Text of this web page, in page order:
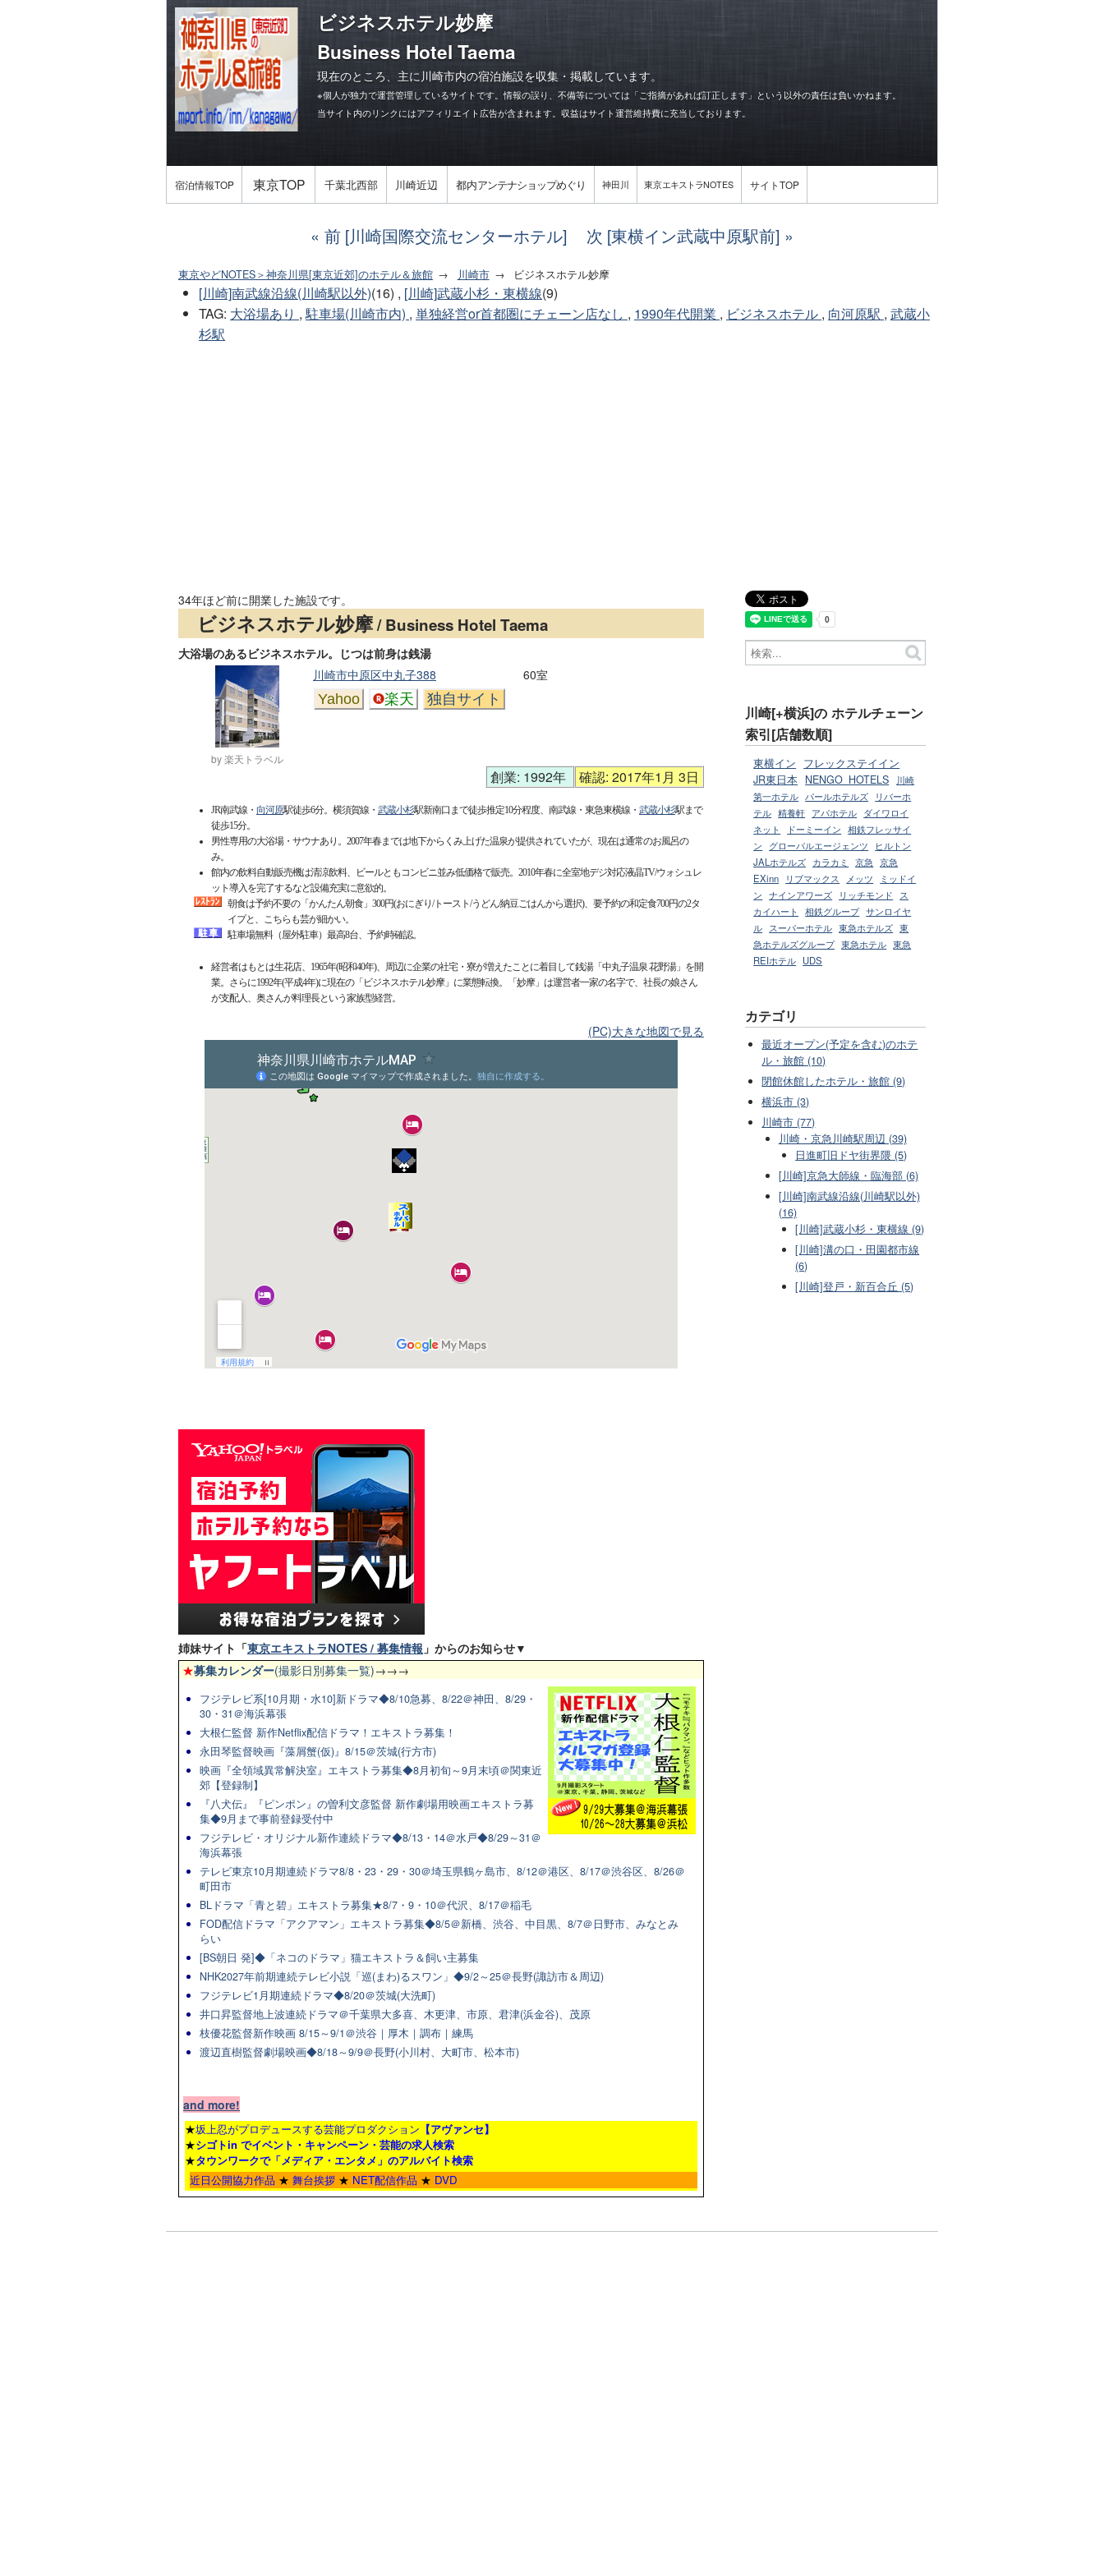
ビジネスホテル妙摩
Business Hotel Taema
現在のところ、主に川崎市内の宿泊施設を収集・掲載しています。
※個人が独力で運営管理しているサイトです。情報の誤り、不備等については「ご指摘があれば訂正します」という以外の責任は負いかねます。
当サイト内のリンクにはアフィリエイト広告が含まれます。収益はサイト運営維持費に充当しております。
宿泊情報TOP 東京TOP 千葉北西部 川崎近辺 都内アンテナショップめぐり 神田川 東京エキストラNOTES サイトTOP
前 [川崎国際交流センターホテル] 次 [東横イン武蔵中原駅前]
東京やどNOTES＞神奈川県[東京近郊]のホテル＆旅館 川崎市 ビジネスホテル妙摩
[川崎]南武線沿線(川崎駅以外)(16) , [川崎]武蔵小杉・東横線(9)
TAG: 大浴場あり , 駐車場(川崎市内) , 単独経営or首都圏にチェーン店なし , 1990年代開業 , ビジネスホテル , 向河原駅 , 武蔵小
杉駅
34年ほど前に開業した施設です。
ビジネスホテル妙摩/ Business Hotel Taema
大浴場のあるビジネスホテル。じつは前身は銭湯
by 楽天トラベル
60室
川崎市中原区中丸子388
Yahoo
楽天 独自サイト
創業: 1992年 確認: 2017年1月 3日
JR南武線・ 向河原駅徒歩6分。横須賀線・ 武蔵小杉駅新南口まで徒歩推定10分程度、南武線・東急東横線・ 武蔵小杉駅まで
徒歩15分。
男性専用の大浴場・サウナあり。2007年春までは地下からくみ上げた温泉が提供されていたが、現在は通常のお風呂の
み。
館内の飲料自動販売機は清涼飲料、ビールともコンビニ並み低価格で販売。2010年春に全室地デジ対応液晶TV/ウォシュレ
ット導入を完了するなど設備充実に意欲的。
朝食は予約不要の「かんたん朝食」300円(おにぎり/トースト/うどん/納豆ごはんから選択)、要予約の和定食700円の2タ
イプと、こちらも芸が細かい。
駐車場無料（屋外駐車）最高8台、予約時確認。
経営者はもとは生花店、1965年(昭和40年)、周辺に企業の社宅・寮が増えたことに着目して銭湯「中丸子温泉 花野湯」を開
業。さらに1992年(平成4年)に現在の「ビジネスホテル妙摩」に業態転換。「妙摩」は運営者一家の名字で、社長の娘さん
が支配人、奥さんが料理長という家族型経営。
(PC)大きな地図で見る
姉妹サイト「東京エキストラNOTES / 募集情報 」からのお知らせ▼
★募集カレンダー(撮影日別募集一覧)→→→
フジテレビ系[10月期・水10]新ドラマ◆8/10急募、8/22＠神田、8/29・
30・31＠海浜幕張
大根仁監督 新作Netflix配信ドラマ！エキストラ募集！
永田琴監督映画『藻屑蟹(仮)』8/15＠茨城(行方市)
映画『全領域異常解決室』エキストラ募集◆8月初旬～9月末頃＠関東近
郊【登録制】
『八犬伝』『ピンポン』の曽利文彦監督 新作劇場用映画エキストラ募
集◆9月まで事前登録受付中
フジテレビ・オリジナル新作連続ドラマ◆8/13・14＠水戸◆8/29～31＠
海浜幕張
テレビ東京10月期連続ドラマ8/8・23・29・30＠埼玉県鶴ヶ島市、8/12＠港区、8/17＠渋谷区、8/26＠
町田市
BLドラマ「青と碧」エキストラ募集★8/7・9・10＠代沢、8/17＠稲毛
FOD配信ドラマ「アクアマン」エキストラ募集◆8/5＠新橋、渋谷、中目黒、8/7＠日野市、みなとみ
らい
[BS朝日 発]◆「ネコのドラマ」猫エキストラ＆飼い主募集
NHK2027年前期連続テレビ小説「巡(まわ)るスワン」◆9/2～25＠長野(諏訪市＆周辺)
フジテレビ1月期連続ドラマ◆8/20＠茨城(大洗町)
井口昇監督地上波連続ドラマ＠千葉県大多喜、木更津、市原、君津(浜金谷)、茂原
枝優花監督新作映画 8/15～9/1＠渋谷｜厚木｜調布｜練馬
渡辺直樹監督劇場映画◆8/18～9/9＠長野(小川村、大町市、松本市)
and more!
★坂上忍がプロデュースする芸能プロダクション 【アヴァンセ】
★シゴトin でイベント・キャンペーン・芸能の求人検索
★タウンワークで「メディア・エンタメ」のアルバイト検索
近日公開協力作品 ★ 舞台挨拶 ★ NET配信作品 ★ DVD
川崎[+横浜]の ホテルチェーン
索引[店舗数順]
東横イン
フレックステイイン
JR東日本 NENGO_HOTELS
川崎
第一ホテル パールホテルズ
リバーホ
テル 精養軒 アパホテル ダイワロイ
ネット
ドーミーイン 相鉄フレッサイ
ン
グローバルエージェンツ
ヒルトン
JALホテルズ カラカミ 京急 京急
EXinn
リブマックス メッツ
ミッドイ
ン ナインアワーズ リッチモンド
ス
カイハート
相鉄グループ サンロイヤ
ル スーパーホテル 東急ホテルズ 東
急ホテルズグループ 東急ホテル 東急
REIホテル UDS
カテゴリ
最近オープン(予定を含む)のホテ
ル・旅館 (10)
閉館休館したホテル・旅館 (9)
横浜市 (3)
川崎市 (77)
川崎・京急川崎駅周辺 (39)
日進町旧ドヤ街界隈 (5)
[川崎]京急大師線・臨海部 (6)
[川崎]南武線沿線(川崎駅以外)
(16)
[川崎]武蔵小杉・東横線 (9)
[川崎]溝の口・田園都市線
(6)
[川崎]登戸・新百合丘 (5)